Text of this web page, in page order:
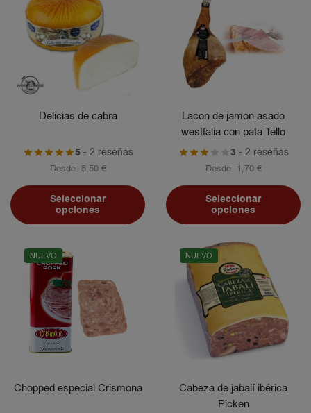
Delicias de cabra
5- 2 reseñas
Desde: 5,50 €
Seleccionar
opciones
Lacon de jamon asado
westfalia con pata Tello
3 - 2 reseñas
Desde: 1,70 €
Seleccionar
opciones
NUEVO
Chopped especial Crismona
NUEVO
Cabeza de jabalí ibérica
Picken